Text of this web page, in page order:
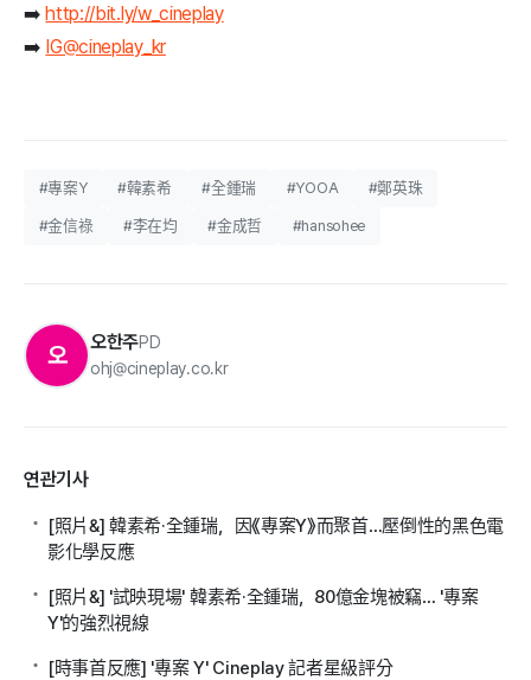
➡️http://bit.ly/w_cineplay
➡️ IG@cineplay_kr
#專案Y #韓素希 #全鍾瑞 #YOOA #鄭英珠
#金信祿 #李在均 #金成哲 #hansohee
오 오한주PD
ohj@cineplay.co.kr
연관기사
[照片&] 韓素希·全鍾瑞，因《專案Y》而聚首…壓倒性的黑色電
影化學反應
[照片&] '試映現場' 韓素希·全鍾瑞，80億金塊被竊… '專案
Y'的強烈視線
[時事首反應] '專案 Y' Cineplay 記者星級評分